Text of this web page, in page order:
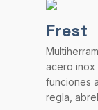
Frest
acero inox
funciones
regla,